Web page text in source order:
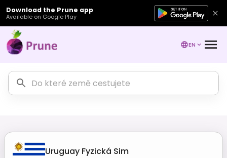
Download the Prune app
Available on Google Play
EN
Uruguay Fyzická Sim